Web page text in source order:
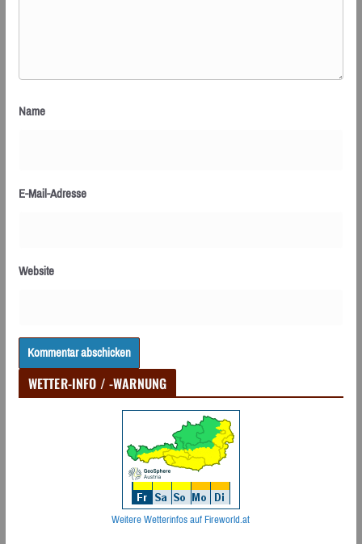
Name
E-Mail-Adresse
Website
WETTER-INFO / -WARNUNG
Weitere Wetterinfos auf Fireworld.at